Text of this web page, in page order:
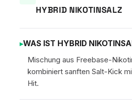
HYBRID NIKOTINSALZ
WAS IST HYBRID
Mischung aus Freebase-
kombiniert sanften Salt-Kick
Hit.